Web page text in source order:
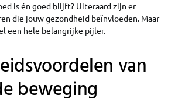
is én goed blijft? Uiteraard zijn er
die jouw gezondheid beïnvloeden. Maar
een hele belangrijke pijler.
van
beweging